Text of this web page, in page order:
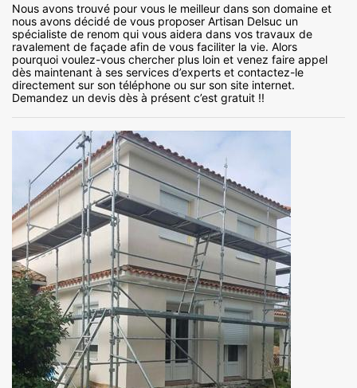
Nous avons trouvé pour vous le meilleur dans son domaine et
nous avons décidé de vous proposer Artisan Delsuc un
spécialiste de renom qui vous aidera dans vos travaux de
ravalement de façade afin de vous faciliter la vie. Alors
pourquoi voulez-vous chercher plus loin et venez faire appel
dès maintenant à ses services d’experts et contactez-le
directement sur son téléphone ou sur son site internet.
Demandez un devis dès à présent c’est gratuit !!